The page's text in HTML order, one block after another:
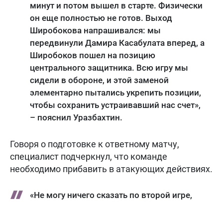
минут и потом вышел в старте. Физически
он еще полностью не готов. Выход
Широбокова напрашивался: мы
передвинули Дамира Касабулата вперед, а
Широбоков пошел на позицию
центрального защитника. Всю игру мы
сидели в обороне, и этой заменой
элементарно пытались укрепить позиции,
чтобы сохранить устраивавший нас счет»,
– пояснил Уразбахтин.
Говоря о подготовке к ответному матчу,
специалист подчеркнул, что команде
необходимо прибавить в атакующих действиях.
«Не могу ничего сказать по второй игре,